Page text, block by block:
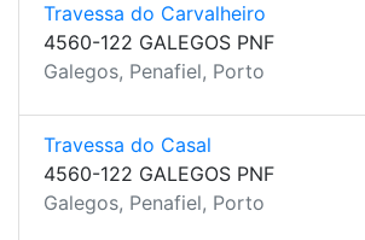
Travessa do Carvalheiro
4560-122 GALEGOS PNF
Galegos, Penafiel, Porto
Travessa do Casal
4560-122 GALEGOS PNF
Galegos, Penafiel, Porto